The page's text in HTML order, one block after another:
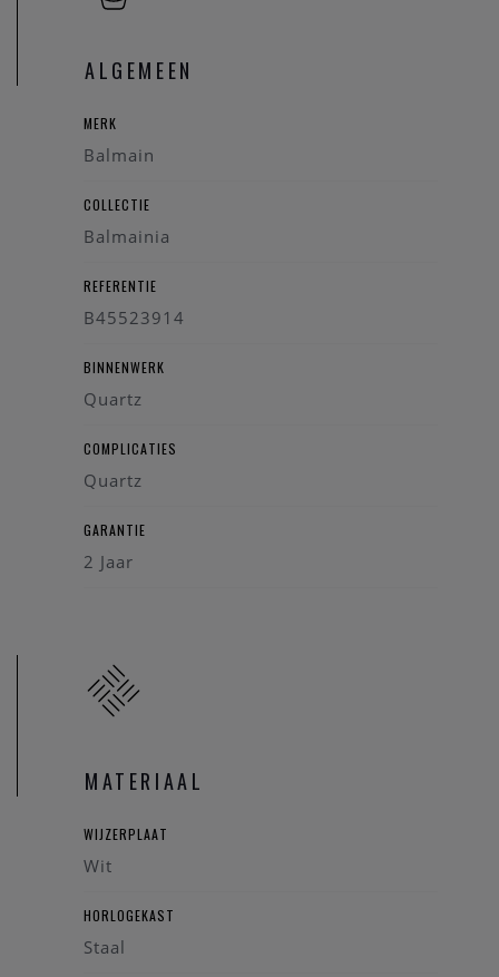
Heeft u verder vragen kan u steeds
ALGEMEEN
MERK
Balmain
COLLECTIE
Balmainia
REFERENTIE
B45523914
BINNENWERK
Quartz
COMPLICATIES
Quartz
GARANTIE
2 Jaar
MATERIAAL
WIJZERPLAAT
Wit
HORLOGEKAST
Staal